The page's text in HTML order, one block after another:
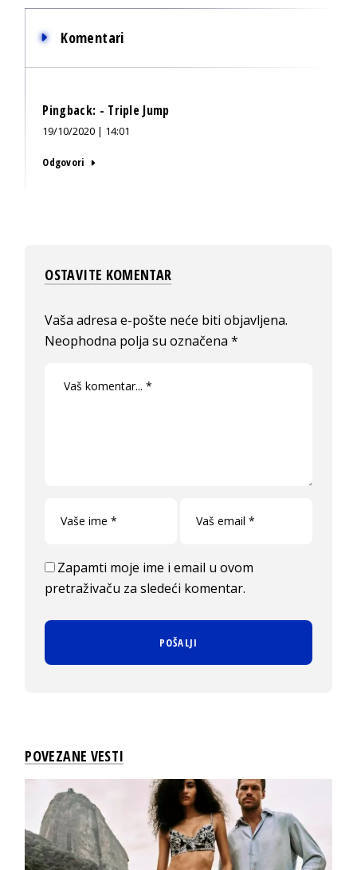
Komentari
Pingback: - Triple Jump
19/10/2020 | 14:01
Odgovori
OSTAVITE KOMENTAR
Vaša adresa e-pošte neće biti objavljena.
Neophodna polja su označena*
Zapamti moje ime i email u ovom
pretraživaču za sledeći komentar.
POVEZANE VESTI